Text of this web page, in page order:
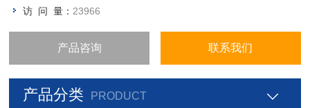
访 问 量： 23966
产品咨询 联系我们
产品分类 PRODUCT